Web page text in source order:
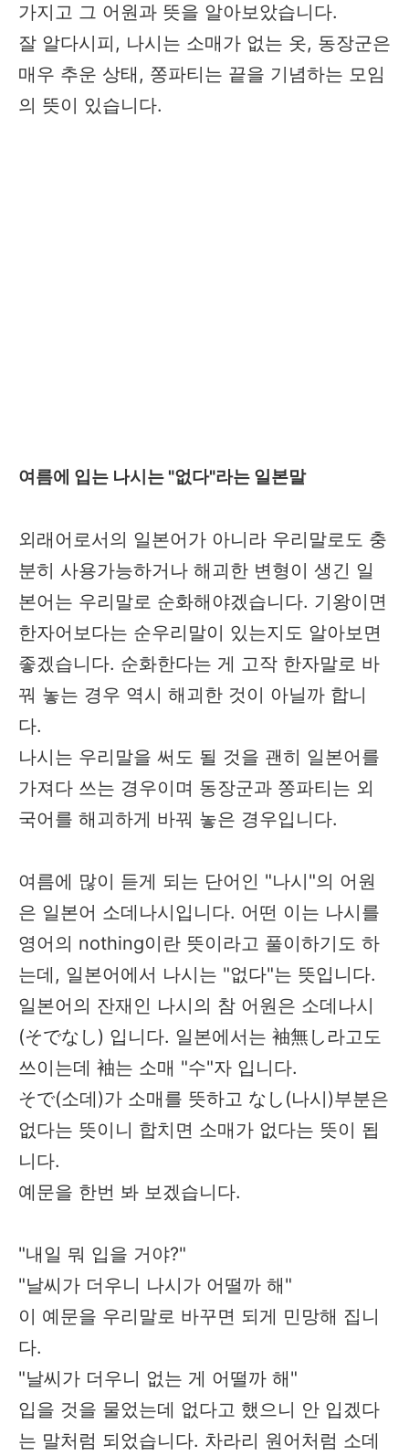
가지고 그 어원과 뜻을 알아보았습니다.
잘 알다시피, 나시는 소매가 없는 옷, 동장군은
매우 추운 상태, 쫑파티는 끝을 기념하는 모임
의 뜻이 있습니다.
여름에 입는 나시는 "없다"라는 일본말
외래어로서의 일본어가 아니라 우리말로도 충
분히 사용가능하거나 해괴한 변형이 생긴 일
본어는 우리말로 순화해야겠습니다. 기왕이면
한자어보다는 순우리말이 있는지도 알아보면
좋겠습니다. 순화한다는 게 고작 한자말로 바
꿔 놓는 경우 역시 해괴한 것이 아닐까 합니
다.
나시는 우리말을 써도 될 것을 괜히 일본어를
가져다 쓰는 경우이며 동장군과 쫑파티는 외
국어를 해괴하게 바꿔 놓은 경우입니다.
여름에 많이 듣게 되는 단어인 "나시"의 어원
은 일본어 소데나시입니다. 어떤 이는 나시를
영어의 nothing이란 뜻이라고 풀이하기도 하
는데, 일본어에서 나시는 "없다"는 뜻입니다.
일본어의 잔재인 나시의 참 어원은 소데나시
(そでなし) 입니다. 일본에서는 袖無し라고도
쓰이는데 袖는 소매 "수"자 입니다.
そで(소데)가 소매를 뜻하고 なし(나시)부분은
없다는 뜻이니 합치면 소매가 없다는 뜻이 됩
니다.
예문을 한번 봐 보겠습니다.
"내일 뭐 입을 거야?"
"날씨가 더우니 나시가 어떨까 해"
이 예문을 우리말로 바꾸면 되게 민망해 집니
다.
"날씨가 더우니 없는 게 어떨까 해"
입을 것을 물었는데 없다고 했으니 안 입겠다
는 말처럼 되었습니다. 차라리 원어처럼 소데